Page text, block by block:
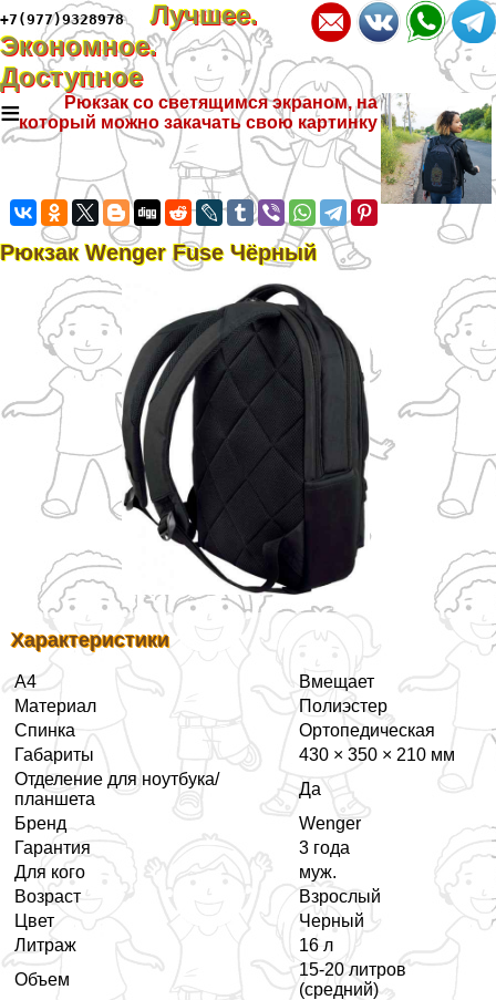
+7(977)9328978
Лучшее.
Экономное.
Доступное
≡
Рюкзак со светящимся экраном, на
который можно закачать свою картинку
Рюкзак Wenger Fuse Чёрный
Хаpaктеристики
А4
Вмещает
Материал
Полиэстер
Спинка
Ортопедическая
Габариты
430 × 350 × 210 мм
Отделение для ноутбука/
планшета
Да
Бренд
Wenger
Гарантия
3 года
Для кого
муж.
Возраст
Взрослый
Цвет
Черный
Литраж
16 л
Объем
15-20 литров
(средний)